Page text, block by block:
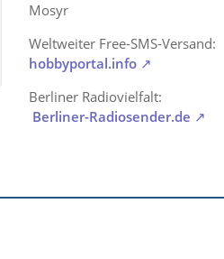
Mosyr
Weltweiter Free-SMS-Versand:
hobbyportal.info
Berliner Radiovielfalt:
Berliner-Radiosender.de